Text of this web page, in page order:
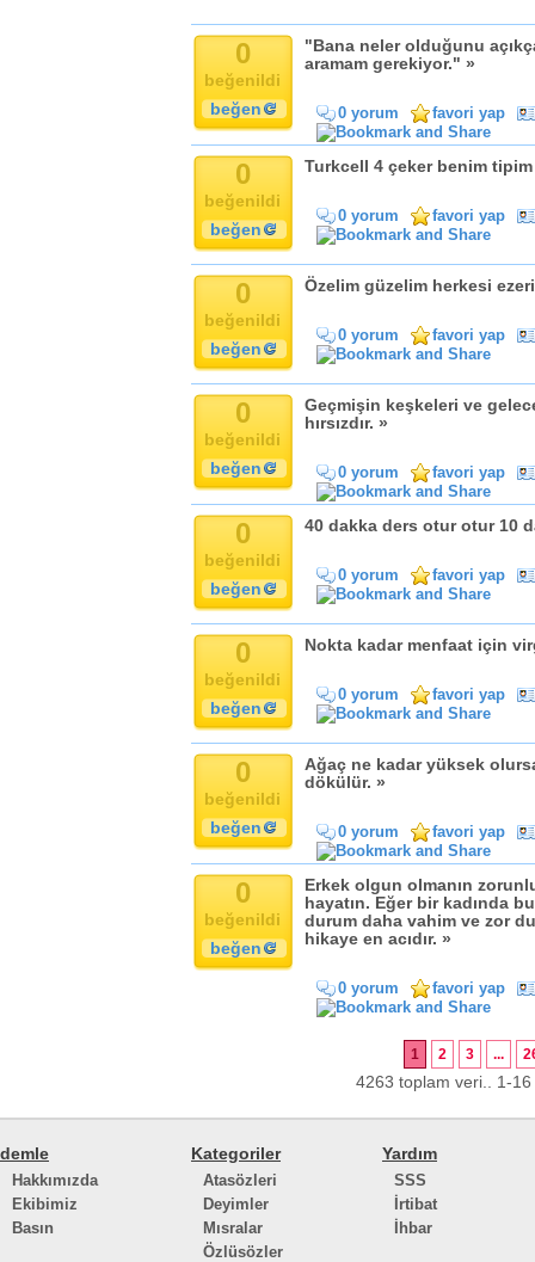
0
beğenildi
beğen
"Bana neler olduğunu
aramam gerekiyor." »
0 yorum favori yap
0
beğenildi
beğen
Turkcell 4 çeker benim
0 yorum favori yap
0
beğenildi
beğen
Özelim güzelim herkesi
0 yorum favori yap
0
beğenildi
beğen
Geçmişin keşkeleri ve
hırsızdır. »
0 yorum favori yap
0
beğenildi
beğen
40 dakka ders otur otur 10
0 yorum favori yap
0
beğenildi
beğen
Nokta kadar menfaat için
0 yorum favori yap
0
beğenildi
beğen
Ağaç ne kadar yüksek
dökülür. »
0 yorum favori yap
0
beğenildi
beğen
Erkek olgun olmanın
hayatın. Eğer bir kadında
durum daha vahim ve zor
hikaye en acıdır. »
0 yorum favori yap
1 2 3 ...
4263 toplam veri.. 1-
demle
Hakkımızda
Ekibimiz
Basın
Kategoriler
Atasözleri
Deyimler
Mısralar
Özlüsözler
Yardım
SSS
İrtibat
İhbar